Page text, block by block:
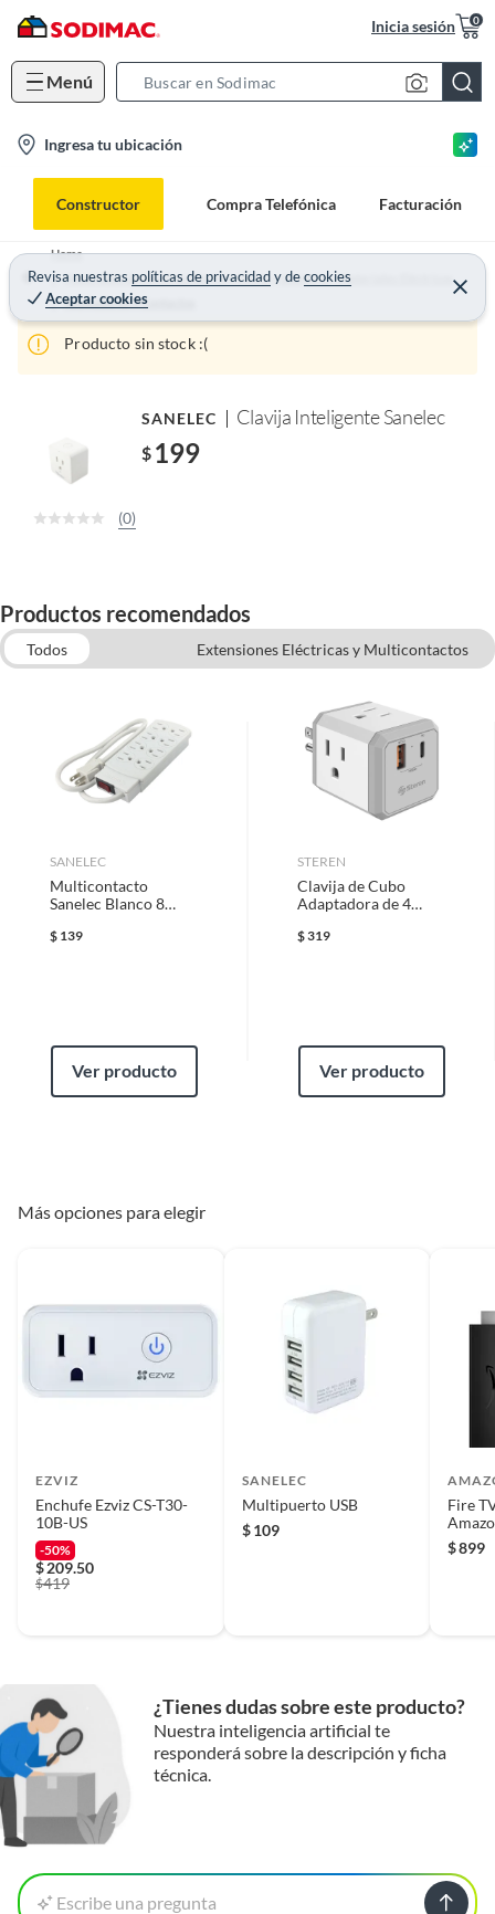
Inicia sesión 0
Menú
c
B
a
n
Ingresa tu ubicación
Constructor Compra Telefónica Facturación
Revisa nuestras políticas de privacidadydecookies
Aceptar cookies
Home
Materiales de construcción, ferretería y plomería - Materiales Eléctricos
Apagadores y Contactos
Producto sin stock :(
SANELEC Clavija Inteligente Sanelec
$ 199
(0)
Productos recomendados
Todos
Extensiones Eléctricas y Multicontactos
Cámaras de Seguridad y Sistemas de Seguridad
Focos y Enchufes Inteligentes
Aspersores y Pistolas de Riego
Materiales Eléctricos
Alarmas de Seguridad y Sensores
SANELEC
Multicontacto
Sanelec Blanco 8
$ 139
Ver producto
STEREN
Clavija de Cubo
Adaptadora de 4
Cargador USB
$319
Ver producto
Más opciones para elegir
EZVIZ
Enchufe Ezviz CS-T30-
10B-US
-50%
$209.50
$419
SANELEC
Multipuerto USB
$ 109
Fire
$899
¿Tienes dudas sobre este producto?
Nuestra inteligencia artificial te
responderá sobre la descripción y ficha
técnica.
Escribe una pregunta